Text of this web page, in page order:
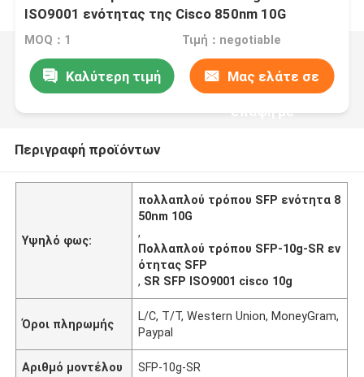
ISO9001 ενότητας της Cisco 850nm 10G
MOQ：1 Τιμή：negotiable
Καλύτερη τιμή Μας ελάτε σε
επαφή με
Περιγραφή προϊόντων
Υψηλό φως:
πολλαπλού τρόπου SFP ενότητα 8
50nm 10G
,
Πολλαπλού τρόπου SFP-10g-SR εν
ότητας SFP
, SR SFP ISO9001 cisco 10g
Όροι πληρωμής
L/C, T/T, Western Union, MoneyGram,
Paypal
Αριθμό μοντέλου SFP-10g-SR